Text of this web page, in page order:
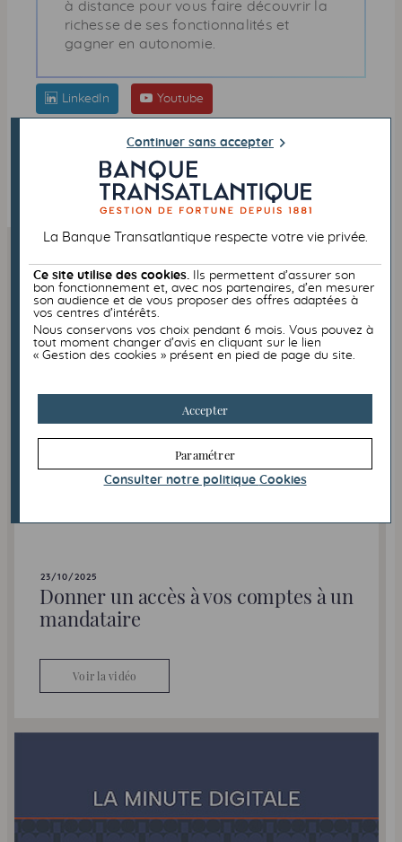
à distance pour vous faire découvrir la
richesse de ses fonctionnalités et
gagner en autonomie.
LinkedIn Youtube
BANQUE À DISTANCE QUOTIDIEN
À DÉCOUVRIR
23/10/2025
Donner un accès à vos comptes à un
mandataire
Voir la vidéo
Continuer sans accepter
La Banque Transatlantique respecte votre vie privée.
Ce site utilise des cookies.
Ils permettent d’assurer son
bon fonctionnement et, avec nos partenaires, d’en mesurer
son audience et de vous proposer des offres adaptées à
vos centres d’intérêts.
Nous conservons vos choix pendant 6 mois. Vous pouvez à
tout moment changer d’avis en cliquant sur le lien
« Gestion des cookies » présent en pied de page du site.
Accepter
Paramétrer
Consulter notre politique Cookies